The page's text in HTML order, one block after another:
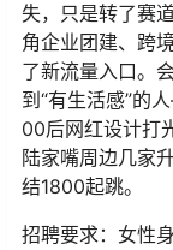
失，只是转了赛
角企业团建、跨
了新流量入口。
到“有生活感”的
00后网红设计打
陆家嘴周边几家
结1800起跳。
招聘要求：女性